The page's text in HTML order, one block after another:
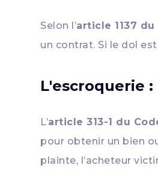
Selon l’article 1137
un contrat. Si le dol
L'escroquerie
L’article 313-1 du
pour obtenir un bien
plainte, l’acheteur